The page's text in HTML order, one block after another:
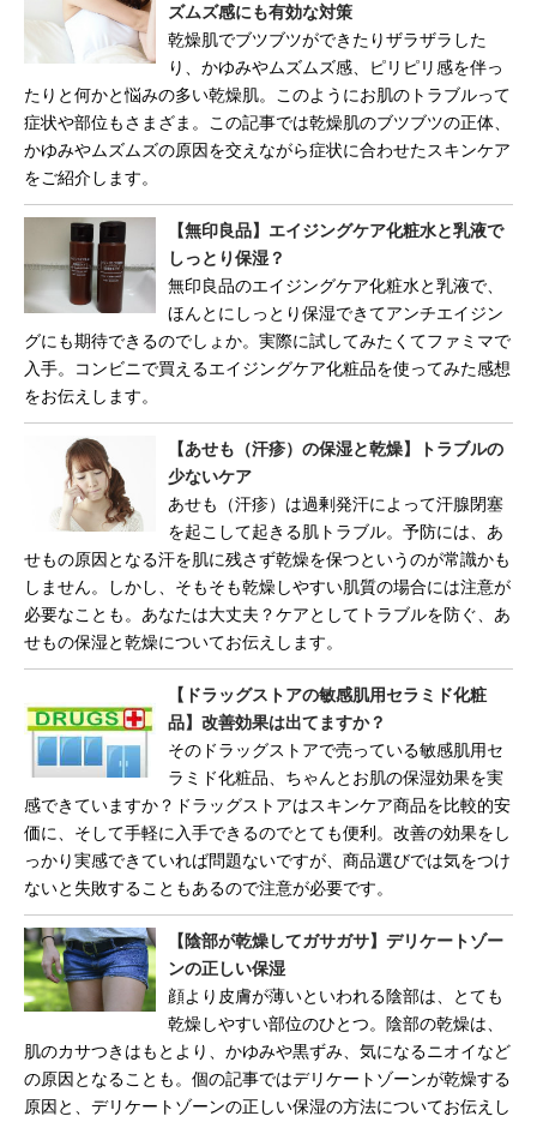
ズムズ感にも有効な対策
乾燥肌でブツブツができたりザラザラした
り、かゆみやムズムズ感、ピリピリ感を伴っ
たりと何かと悩みの多い乾燥肌。このようにお肌のトラブルって
症状や部位もさまざま。この記事では乾燥肌のブツブツの正体、
かゆみやムズムズの原因を交えながら症状に合わせたスキンケア
をご紹介します。
【無印良品】エイジングケア化粧水と乳液で
しっとり保湿？
無印良品のエイジングケア化粧水と乳液で、
ほんとにしっとり保湿できてアンチエイジン
グにも期待できるのでしょか。実際に試してみたくてファミマで
入手。コンビニで買えるエイジングケア化粧品を使ってみた感想
をお伝えします。
【あせも（汗疹）の保湿と乾燥】トラブルの
少ないケア
あせも（汗疹）は過剰発汗によって汗腺閉塞
を起こして起きる肌トラブル。予防には、あ
せもの原因となる汗を肌に残さず乾燥を保つというのが常識かも
しません。しかし、そもそも乾燥しやすい肌質の場合には注意が
必要なことも。あなたは大丈夫？ケアとしてトラブルを防ぐ、あ
せもの保湿と乾燥についてお伝えします。
【ドラッグストアの敏感肌用セラミド化粧
品】改善効果は出てますか？
そのドラッグストアで売っている敏感肌用セ
ラミド化粧品、ちゃんとお肌の保湿効果を実
感できていますか？ドラッグストアはスキンケア商品を比較的安
価に、そして手軽に入手できるのでとても便利。改善の効果をし
っかり実感できていれば問題ないですが、商品選びでは気をつけ
ないと失敗することもあるので注意が必要です。
【陰部が乾燥してガサガサ】デリケートゾー
ンの正しい保湿
顔より皮膚が薄いといわれる陰部は、とても
乾燥しやすい部位のひとつ。陰部の乾燥は、
肌のカサつきはもとより、かゆみや黒ずみ、気になるニオイなど
の原因となることも。個の記事ではデリケートゾーンが乾燥する
原因と、デリケートゾーンの正しい保湿の方法についてお伝えし